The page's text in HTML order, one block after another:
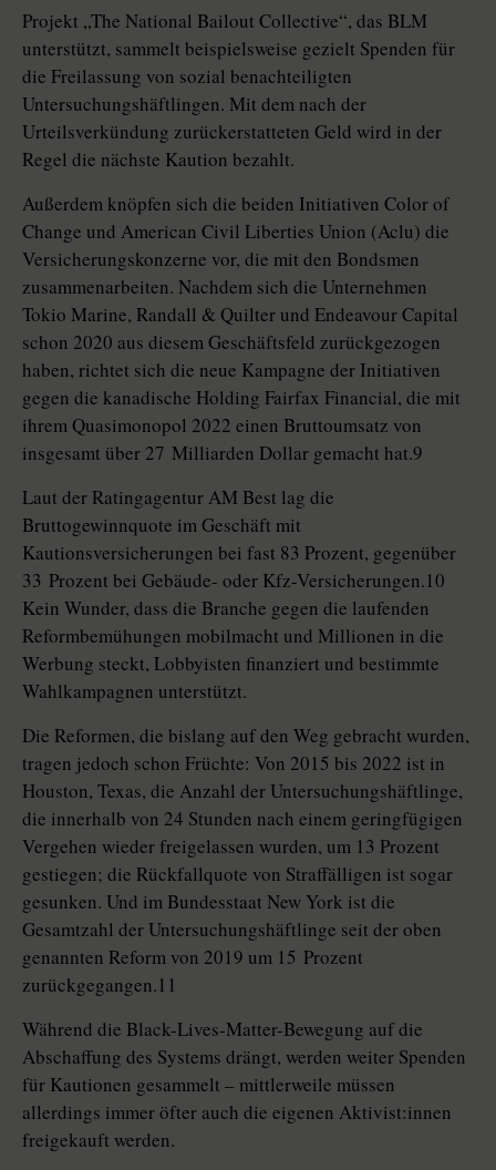
Projekt „The Na­tio­nal Bailout Collective“, das BLM
unterstützt, sammelt beispielsweise gezielt Spenden für
die Freilassung von so­zial benachteiligten
Untersuchungshäftlingen. Mit dem nach der
Urteilsverkündung zurückerstatteten Geld wird in der
Regel die nächste Kaution bezahlt.
Außerdem knöpfen sich die beiden Initiativen Color of
Change und American Civil Liberties Union (Aclu) die
Versicherungskonzerne vor, die mit den Bondsmen
zusammenarbeiten. Nachdem sich die Unternehmen
Tokio Marine, Randall & Quilter und Endeavour Capital
schon 2020 aus diesem Geschäftsfeld zurückgezogen
haben, richtet sich die neue Kampagne der Initiativen
gegen die kanadische Holding Fairfax Financial, die mit
ihrem Quasimonopol 2022 einen Bruttoumsatz von
insgesamt über 27 Milliarden Dollar gemacht hat.9
Laut der Ratingagentur AM Best lag die
Bruttogewinnquote im Geschäft mit
Kautionsversicherungen bei fast 83 Prozent, gegenüber
33 Prozent bei Gebäude- oder Kfz-Versicherungen.10
Kein Wunder, dass die Branche gegen die laufenden
Reformbemühungen mobilmacht und Millionen in die
Werbung steckt, Lobbyisten finanziert und bestimmte
Wahlkampagnen unterstützt.
Die Reformen, die bislang auf den Weg gebracht wurden,
tragen jedoch schon Früchte: Von 2015 bis 2022 ist in
Houston, Texas, die Anzahl der Untersuchungshäftlinge,
die innerhalb von 24 Stunden nach einem geringfügigen
Vergehen wieder freigelassen wurden, um 13 Prozent
gestiegen; die Rückfallquote von Straffälligen ist sogar
gesunken. Und im Bundesstaat New York ist die
Gesamtzahl der Untersuchungshäftlinge seit der oben
genannten Reform von 2019 um 15 Prozent
zurückgegangen.11
Während die Black-Lives-Matter-Bewegung auf die
Abschaffung des Systems drängt, werden weiter Spenden
für Kautionen gesammelt – mittlerweile müssen
allerdings immer öfter auch die eigenen Aktivist:­in­nen
freigekauft werden.